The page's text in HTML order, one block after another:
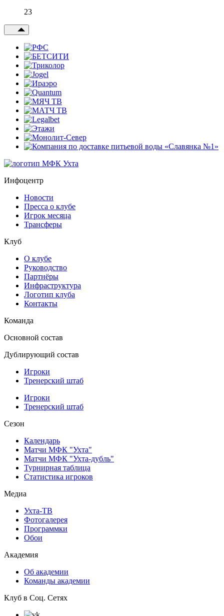
23
Инфоцентр
Новости
Пресса о клубе
Игрок месяца
Трансферы
Клуб
О клубе
Руководство
Партнёры
Инфраструктура
Логотип клуба
Контакты
Команда
Основной состав
Дублирующий состав
Игроки
Тренерский штаб
Игроки
Тренерский штаб
Сезон
Календарь
Матчи МФК "Ухта"
Матчи МФК "Ухта-дубль"
Турнирная таблица
Статистика игроков
Медиа
Ухта-ТВ
Фотогалерея
Программки
Обои
Академия
Об академии
Команды академии
Клуб в Соц. Сетях